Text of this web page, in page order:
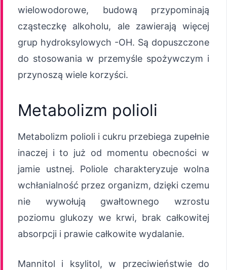
wielowodorowe, budową przypominają
cząsteczkę alkoholu, ale zawierają więcej
grup hydroksylowych -OH. Są dopuszczone
do stosowania w przemyśle spożywczym i
przynoszą wiele korzyści.
Metabolizm polioli
Metabolizm polioli i cukru przebiega zupełnie
inaczej i to już od momentu obecności w
jamie ustnej. Poliole charakteryzuje wolna
wchłanialność przez organizm, dzięki czemu
nie wywołują gwałtownego wzrostu
poziomu glukozy we krwi, brak całkowitej
absorpcji i prawie całkowite wydalanie.
Mannitol i ksylitol, w przeciwieństwie do